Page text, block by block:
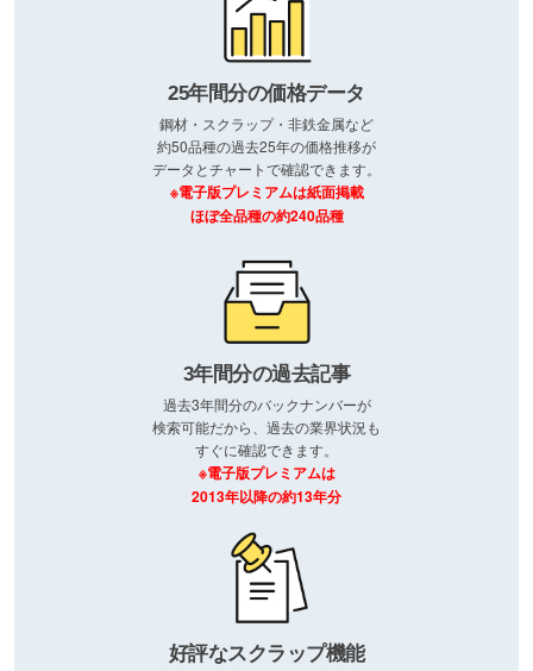
25年間分の価格データ
鋼材・スクラップ・非鉄金属など
約50品種の過去25年の価格推移が
データとチャートで確認できます。
※電子版プレミアムは紙面掲載
ほぼ全品種の約240品種
3年間分の過去記事
過去3年間分のバックナンバーが
検索可能だから、過去の業界状況も
すぐに確認できます。
※電子版プレミアムは
2013年以降の約13年分
好評なスクラップ機能